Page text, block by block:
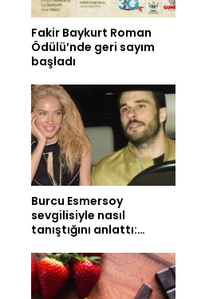
Fakir Baykurt Roman
Ödülü’nde geri sayım
başladı
Burcu Esmersoy
sevgilisiyle nasıl
tanıştığını anlattı:…